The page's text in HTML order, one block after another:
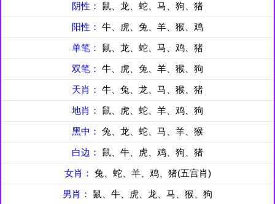
阴性： 鼠、龙、蛇、马、狗、猪
阳性： 牛、虎、兔、羊、猴、鸡
单笔： 鼠、龙、蛇、马、鸡、猪
双笔： 牛、虎、兔、羊、猴、狗
天肖： 牛、兔、龙、马、猴、猪
地肖： 鼠、虎、蛇、羊、鸡、狗
黑中： 兔、龙、蛇、马、羊、猴
白边： 鼠、牛、虎、鸡、狗、猪
女肖： 兔、蛇、羊、鸡、猪(五宫肖)
男肖： 鼠、牛、虎、龙、马、猴、狗